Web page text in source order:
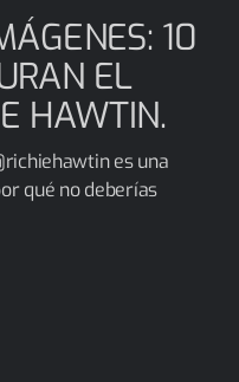
10
EL
HAWTIN.
es una
qué no deberías